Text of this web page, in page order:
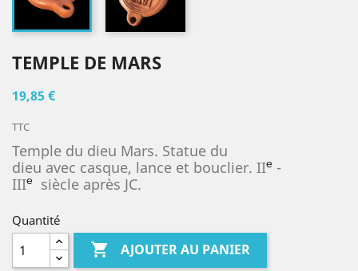
TEMPLE DE MARS
19,85 €
TTC
Temple du dieu Mars. Statue du
dieu avec casque, lance et bouclier. IIe -
IIIe siècle après JC.
Quantité
 AJOUTER AU PANIER